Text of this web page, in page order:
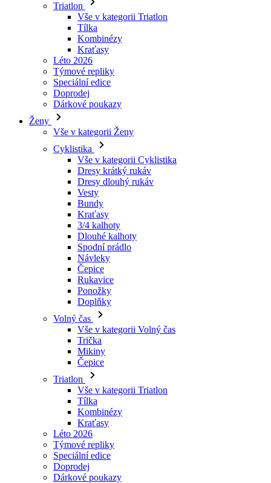
Triatlon
Vše v kategorii Triatlon
Tílka
Kombinézy
Kraťasy
Léto 2026
Týmové repliky
Speciální edice
Doprodej
Dárkové poukazy
Ženy
Vše v kategorii Ženy
Cyklistika
Vše v kategorii Cyklistika
Dresy krátký rukáv
Dresy dlouhý rukáv
Vesty
Bundy
Kraťasy
3/4 kalhoty
Dlouhé kalhoty
Spodní prádlo
Návleky
Čepice
Rukavice
Ponožky
Doplňky
Volný čas
Vše v kategorii Volný čas
Trička
Mikiny
Čepice
Triatlon
Vše v kategorii Triatlon
Tílka
Kombinézy
Kraťasy
Léto 2026
Týmové repliky
Speciální edice
Doprodej
Dárkové poukazy